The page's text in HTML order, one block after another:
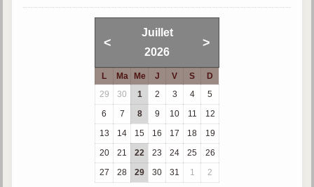
Les Illustrés
Vidéos courtes de Divaldo
<
Juillet
2026
>
L Ma Me J V S
D
29
30 1 2 3 4
5
6
7 8 9 10 11
12
13
14 15 16 17 18
19
20
21 22 23 24 25
26
27
28 29 30 31 1 2